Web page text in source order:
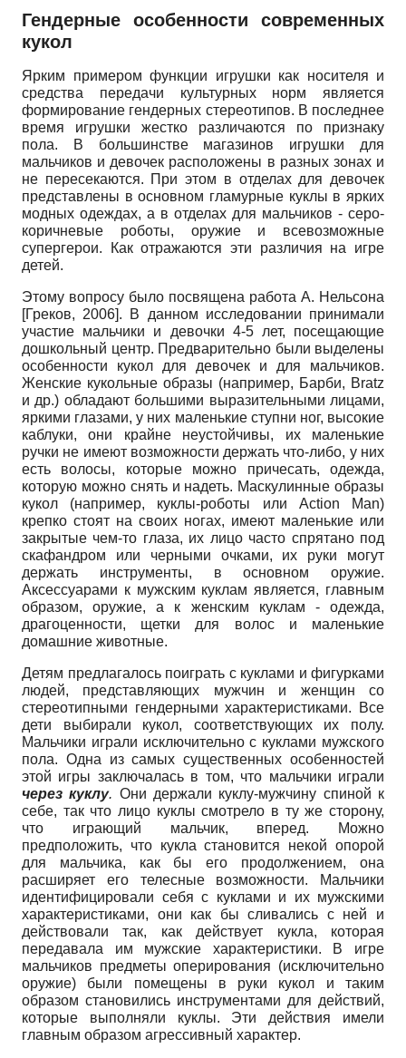
Гендерные особенности современных
кукол
Ярким примером функции игрушки как носителя и
средства передачи культурных норм является
формирование гендерных стереотипов. В последнее
время игрушки жестко различаются по признаку
пола. В большинстве магазинов игрушки для
мальчиков и девочек расположены в разных зонах и
не пересекаются. При этом в отделах для девочек
представлены в основном гламурные куклы в ярких
модных одеждах, а в отделах для мальчиков - серо-
коричневые роботы, оружие и всевозможные
супергерои. Как отражаются эти различия на игре
детей.
Этому вопросу было посвящена работа А. Нельсона
[Греков, 2006]. В данном исследовании принимали
участие мальчики и девочки 4-5 лет, посещающие
дошкольный центр. Предварительно были выделены
особенности кукол для девочек и для мальчиков.
Женские кукольные образы (например, Барби, Bratz
и др.) обладают большими выразительными лицами,
яркими глазами, у них маленькие ступни ног, высокие
каблуки, они крайне неустойчивы, их маленькие
ручки не имеют возможности держать что-либо, у них
есть волосы, которые можно причесать, одежда,
которую можно снять и надеть. Маскулинные образы
кукол (например, куклы-роботы или Action Man)
крепко стоят на своих ногах, имеют маленькие или
закрытые чем-то глаза, их лицо часто спрятано под
скафандром или черными очками, их руки могут
держать инструменты, в основном оружие.
Аксессуарами к мужским куклам является, главным
образом, оружие, а к женским куклам - одежда,
драгоценности, щетки для волос и маленькие
домашние животные.
Детям предлагалось поиграть с куклами и фигурками
людей, представляющих мужчин и женщин со
стереотипными гендерными характеристиками. Все
дети выбирали кукол, соответствующих их полу.
Мальчики играли исключительно с куклами мужского
пола. Одна из самых существенных особенностей
этой игры заключалась в том, что мальчики играли
через куклу. Они держали куклу-мужчину спиной к
себе, так что лицо куклы смотрело в ту же сторону,
что играющий мальчик, вперед. Можно
предположить, что кукла становится некой опорой
для мальчика, как бы его продолжением, она
расширяет его телесные возможности. Мальчики
идентифицировали себя с куклами и их мужскими
характеристиками, они как бы сливались с ней и
действовали так, как действует кукла, которая
передавала им мужские характеристики. В игре
мальчиков предметы оперирования (исключительно
оружие) были помещены в руки кукол и таким
образом становились инструментами для действий,
которые выполняли куклы. Эти действия имели
главным образом агрессивный характер.